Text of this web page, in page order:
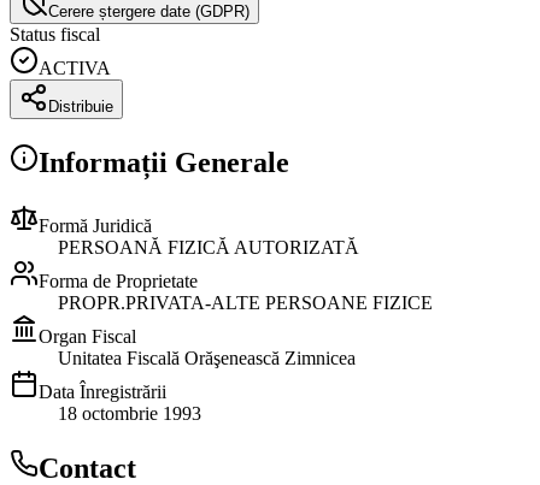
Cerere ștergere date (GDPR)
Status fiscal
ACTIVA
Distribuie
Informații Generale
Formă Juridică
PERSOANĂ FIZICĂ AUTORIZATĂ
Forma de Proprietate
PROPR.PRIVATA-ALTE PERSOANE FIZICE
Organ Fiscal
Unitatea Fiscală Orăşenească Zimnicea
Data Înregistrării
18 octombrie 1993
Contact